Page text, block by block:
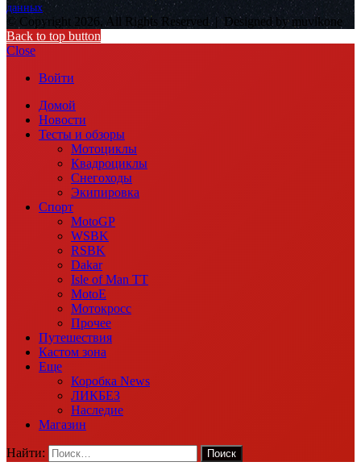
данных
© Copyright 2026, All Rights Reserved | Designed by muvikone
Back to top button
Close
Войти
Домой
Новости
Тесты и обзоры
Мотоциклы
Квадроциклы
Снегоходы
Экипировка
Спорт
MotoGP
WSBK
RSBK
Dakar
Isle of Man TT
MotoE
Мотокросс
Прочее
Путешествия
Кастом зона
Еще
Коробка News
ЛИКБЕЗ
Наследие
Магазин
Найти: